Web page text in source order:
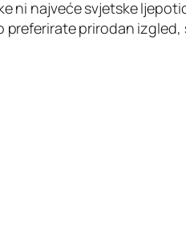
ni najveće svjetske
preferirate prirodan izgled,